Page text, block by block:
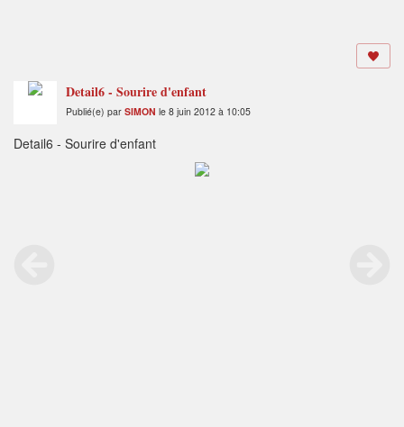
Detail6 - Sourire d'enfant
Publié(e) par SIMON le 8 juin 2012 à 10:05
Detail6 - Sourire d'enfant